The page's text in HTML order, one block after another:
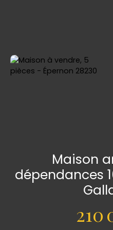
Maison
dépendances
210